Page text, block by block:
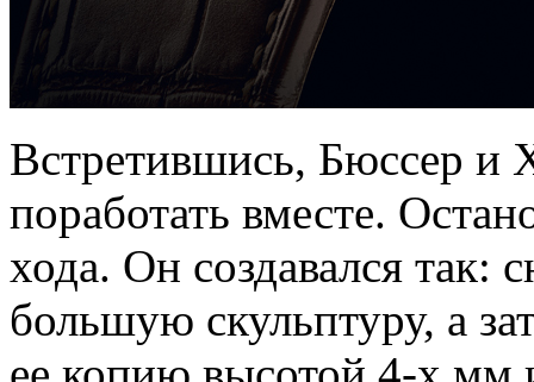
Встретившись, Бюссер и
поработать вместе.
хода. Он создавался так:
большую скульптуру, а